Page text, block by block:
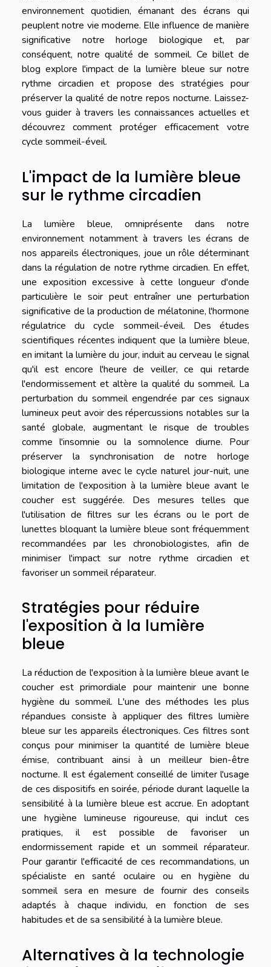
environnement quotidien, émanant des écrans qui
peuplent notre vie moderne. Elle influence de manière
significative notre horloge biologique et, par
conséquent, notre qualité de sommeil. Ce billet de
blog explore l'impact de la lumière bleue sur notre
rythme circadien et propose des stratégies pour
préserver la qualité de notre repos nocturne. Laissez-
vous guider à travers les connaissances actuelles et
découvrez comment protéger efficacement votre
cycle sommeil-éveil.
L'impact de la lumière bleue
sur le rythme circadien
La lumière bleue, omniprésente dans notre
environnement notamment à travers les écrans de
nos appareils électroniques, joue un rôle déterminant
dans la régulation de notre rythme circadien. En effet,
une exposition excessive à cette longueur d'onde
particulière le soir peut entraîner une perturbation
significative de la production de mélatonine, l'hormone
régulatrice du cycle sommeil-éveil. Des études
scientifiques récentes indiquent que la lumière bleue,
en imitant la lumière du jour, induit au cerveau le signal
qu'il est encore l'heure de veiller, ce qui retarde
l'endormissement et altère la qualité du sommeil. La
perturbation du sommeil engendrée par ces signaux
lumineux peut avoir des répercussions notables sur la
santé globale, augmentant le risque de troubles
comme l'insomnie ou la somnolence diurne. Pour
préserver la synchronisation de notre horloge
biologique interne avec le cycle naturel jour-nuit, une
limitation de l'exposition à la lumière bleue avant le
coucher est suggérée. Des mesures telles que
l'utilisation de filtres sur les écrans ou le port de
lunettes bloquant la lumière bleue sont fréquemment
recommandées par les chronobiologistes, afin de
minimiser l'impact sur notre rythme circadien et
favoriser un sommeil réparateur.
Stratégies pour réduire
l'exposition à la lumière
bleue
La réduction de l'exposition à la lumière bleue avant le
coucher est primordiale pour maintenir une bonne
hygiène du sommeil. L'une des méthodes les plus
répandues consiste à appliquer des filtres lumière
bleue sur les appareils électroniques. Ces filtres sont
conçus pour minimiser la quantité de lumière bleue
émise, contribuant ainsi à un meilleur bien-être
nocturne. Il est également conseillé de limiter l'usage
de ces dispositifs en soirée, période durant laquelle la
sensibilité à la lumière bleue est accrue. En adoptant
une hygiène lumineuse rigoureuse, qui inclut ces
pratiques, il est possible de favoriser un
endormissement rapide et un sommeil réparateur.
Pour garantir l'efficacité de ces recommandations, un
spécialiste en santé oculaire ou en hygiène du
sommeil sera en mesure de fournir des conseils
adaptés à chaque individu, en fonction de ses
habitudes et de sa sensibilité à la lumière bleue.
Alternatives à la technologie